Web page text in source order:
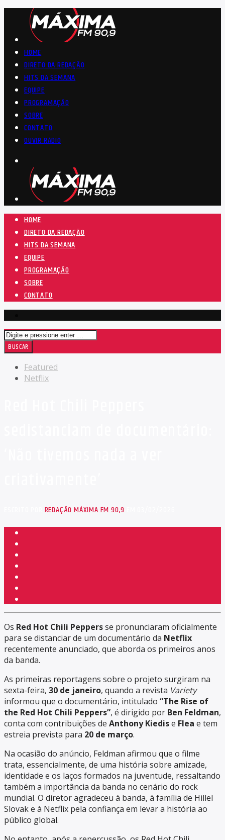
HOME
DIRETO DA REDAÇÃO
HITS DA SEMANA
EQUIPE
PROGRAMAÇÃO
SOBRE
CONTATO
OUVIR RÁDIO
HOME
DIRETO DA REDAÇÃO
HITS DA SEMANA
EQUIPE
PROGRAMAÇÃO
SOBRE
CONTATO
Featured
Netflix
ESCRITO PORREDAÇÃO MÁXIMA FM 90,9EM 03/02/2026
Os Red Hot Chili Peppersse pronunciaram oficialmente
para se distanciar de um documentário da Netflix
recentemente anunciado, que aborda os primeiros anos
da banda.
As primeiras reportagens sobre o projeto surgiram na
sexta-feira, 30 de janeiro, quando a revista Variety
informou que o documentário, intitulado “The Rise of
the Red Hot Chili Peppers”, é dirigido por Ben Feldman,
conta com contribuições de Anthony Kiedise Flea e tem
estreia prevista para 20 de março.
Na ocasião do anúncio, Feldman afirmou que o filme
trata, essencialmente, de uma história sobre amizade,
identidade e os laços formados na juventude, ressaltando
também a importância da banda no cenário do rock
mundial. O diretor agradeceu à banda, à família de Hillel
Slovak e à Netflix pela confiança em levar a história ao
público global.